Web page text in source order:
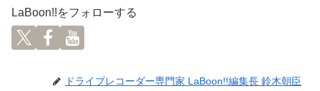
LaBoon!!をフォローする
ドライブレコーダー専門家 LaBoon!!編集長 鈴木朝臣